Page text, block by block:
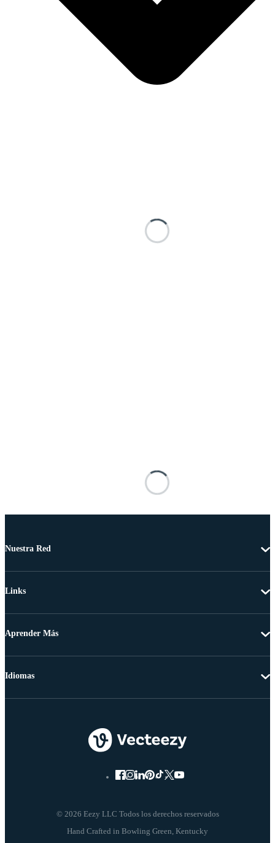
Nuestra Red
Links
Aprender Más
© 2026 Eezy LLC Todos los derechos reservados
Idiomas